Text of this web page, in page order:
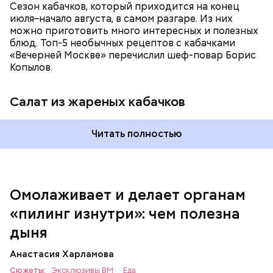
Сезон кабачков, который приходится на конец
июля–начало августа, в самом разгаре. Из них
можно приготовить много интересных и полезных
блюд. Топ-5 необычных рецептов с кабачками
«Вечерней Москве» перечислил шеф-повар Борис
Копылов.
Салат из жареных кабачков
Читать полностью
Омолаживает и делает органам
«пилинг изнутри»: чем полезна
дыня
Анастасия Харламова
Сюжеты: Эксклюзивы ВМ Еда
кремний — укрепляет кости, зубы, волосы и
ногти и оказывает омолаживающее действие;
клетчатка — достаточно нежная и забирает
излишки холестерина, сахара и соли тяжелых
фолиевая кислота (в большом количестве) —
она необходима беременным женщинам,
чтобы формировалась нервная трубка у
— В момент стресса он держит сосуды под
Вред дыни
А врач-эндокринолог Алексей Калинчев рассказал,
что существует множество блюд, где используют